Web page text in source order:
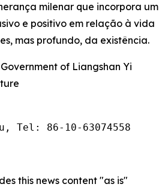
milenar que incorpora um
e positivo em relação à vida
mas profundo, da existência.
of Liangshan Yi
Tel: 86-10-63074558
this news content "as is"